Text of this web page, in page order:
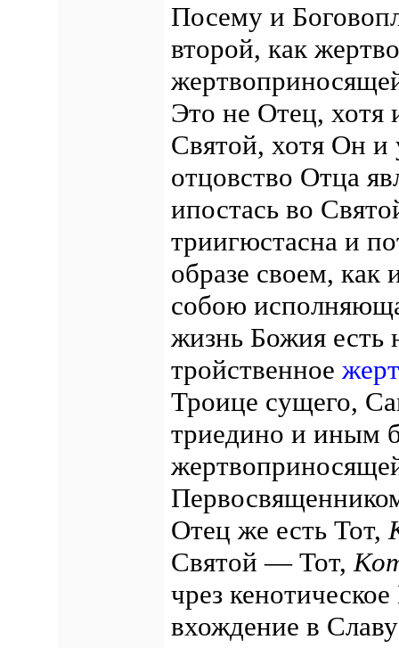
Посему и
второй, как
Это не Отец,
Святой, хотя Он
отцовство Отца
ипостась во
триигюстасна и
образе своем, как
собою
жизнь Божия есть
тройственное
Троице сущего,
триедино и иным
Отец же есть Тот,
Святой — Тот,
чрез
вхождение в